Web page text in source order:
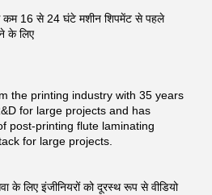
कम 16 से 24 घंटे मशीन शिपमेंट से पहले
के लिए
the printing industry with 35 years
for large projects and has
post-printing flute laminating
for large projects.
के लिए इंजीनियरों को दूरस्थ रूप से वीडियो